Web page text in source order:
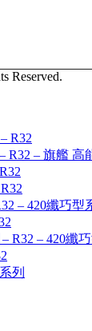
Reserved.
R32
R32 – 旗艦 高
– 420纖巧型
R32 – 420纖
列